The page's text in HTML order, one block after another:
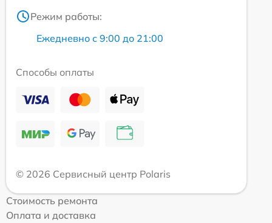
Режим работы:
Ежедневно с 9:00 до 21:00
Способы оплаты
© 2026 Сервисный центр Polaris
Стоимость ремонта
Оплата и доставка